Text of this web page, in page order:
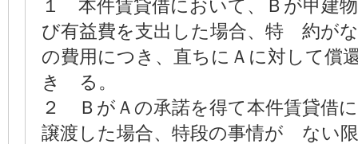
１ 本件賃貸借において、Ｂが甲建
び有益費を支出した場合、特 約が
の費用につき、直ちにＡに対して償
き る。
２ ＢがＡの承諾を得て本件賃貸借
譲渡した場合、特段の事情が ない